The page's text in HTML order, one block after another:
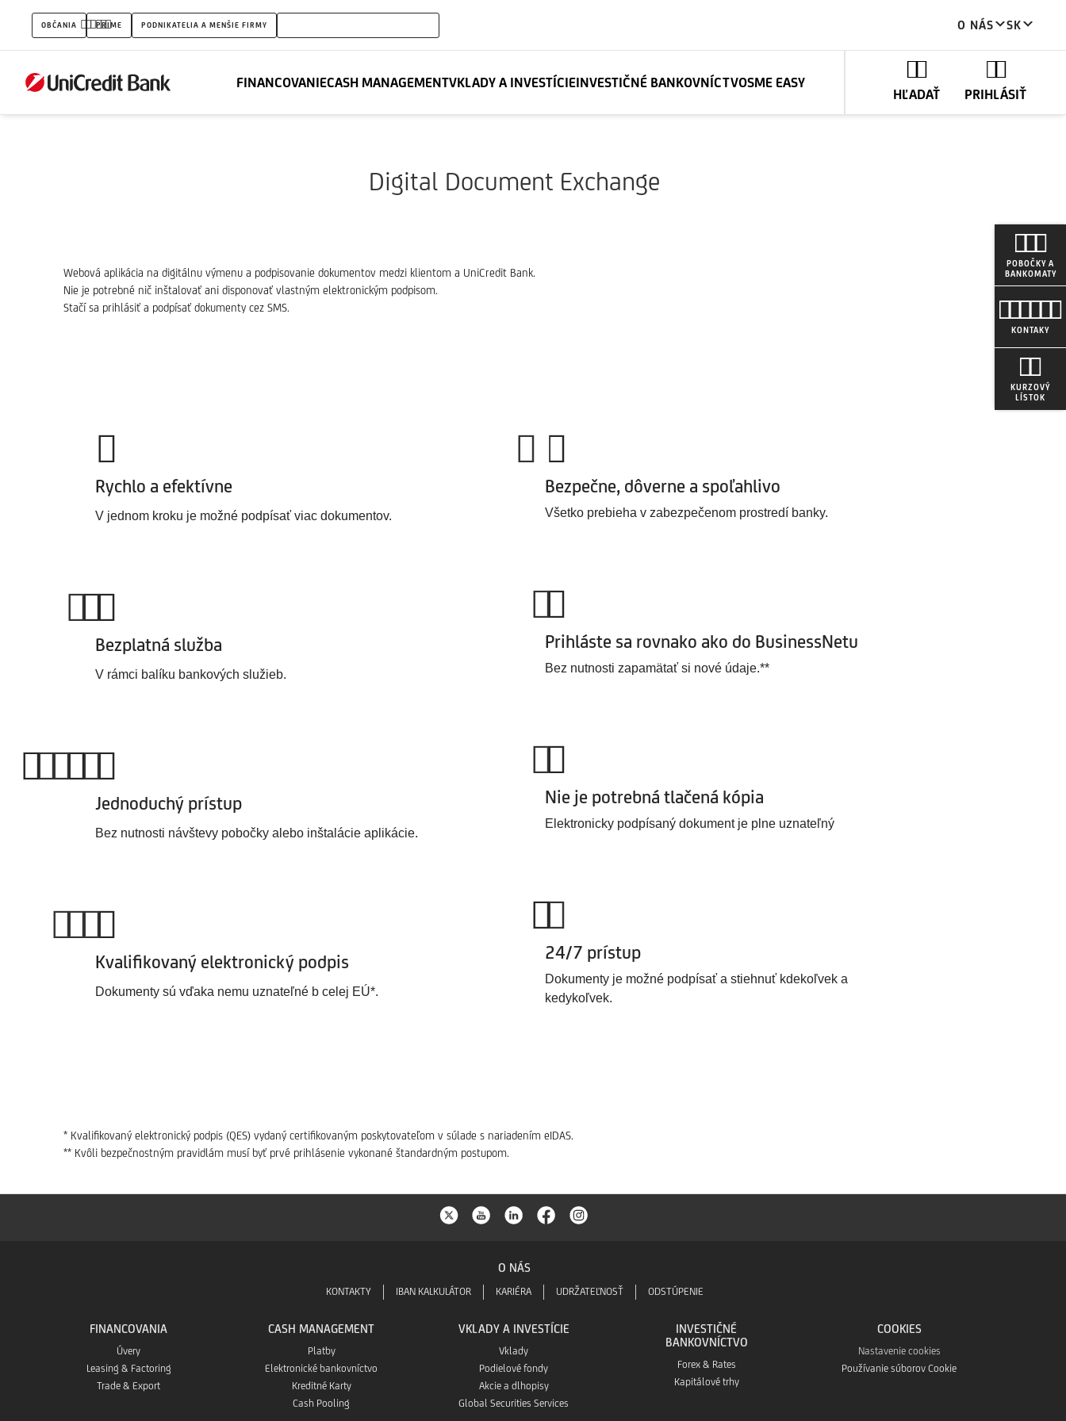
Digital
Document
Exchange
OBČANIA PRIME PODNIKATELIA A MENŠIE FIRMY O NÁS SK
FINANCOVANIECASH MANAGEMENTVKLADY A INVESTÍCIEINVESTIČNÉ BANKOVNÍCTVOSME EASY
HĽADAŤ PRIHLÁSIŤ
POBOČKY A
BANKOMATY
KONTAKY
KURZOVÝ
LÍSTOK
Digital Document Exchange
Webová aplikácia na digitálnu výmenu a podpisovanie dokumentov medzi klientom a UniCredit Bank.
Nie je potrebné nič inštalovať ani disponovať vlastným elektronickým podpisom.
Stačí sa prihlásiť a podpísať dokumenty cez SMS.
Rychlo a efektívne
V jednom kroku je možné podpísať viac dokumentov.
Bezplatná služba
V rámci balíku bankových služieb.
Jednoduchý prístup
Bez nutnosti návštevy pobočky alebo inštalácie aplikácie.
Kvalifikovaný elektronický podpis
Dokumenty sú vďaka nemu uznateľné b celej EÚ*.
Bezpečne, dôverne a spoľahlivo
Všetko prebieha v zabezpečenom prostredí banky.
Prihláste sa rovnako ako do BusinessNetu
Bez nutnosti zapamätať si nové údaje.**
Nie je potrebná tlačená kópia
Elektronicky podpísaný dokument je plne uznateľný
24/7 prístup
Dokumenty je možné podpísať a stiehnuť kdekoľvek a
kedykoľvek.
* Kvalifikovaný elektronický podpis (QES) vydaný certifikovaným poskytovateľom v súlade s nariadením eIDAS.
** Kvôli bezpečnostným pravidlám musí byť prvé prihlásenie vykonané štandardným postupom.
O NÁS
KONTAKTY IBAN KALKULÁTOR KARIÉRA UDRŽATEĽNOSŤ ODSTÚPENIE
FINANCOVANIA
Úvery
Leasing & Factoring
Trade & Export
CASH MANAGEMENT
Platby
Elektronické bankovníctvo
Kreditné Karty
Cash Pooling
VKLADY A INVESTÍCIE
Vklady
Podielové fondy
Akcie a dlhopisy
Global Securities Services
INVESTIČNÉ
BANKOVNÍCTVO
Forex & Rates
Kapitálové trhy
COOKIES
Nastavenie cookies
Používanie súborov Cookie